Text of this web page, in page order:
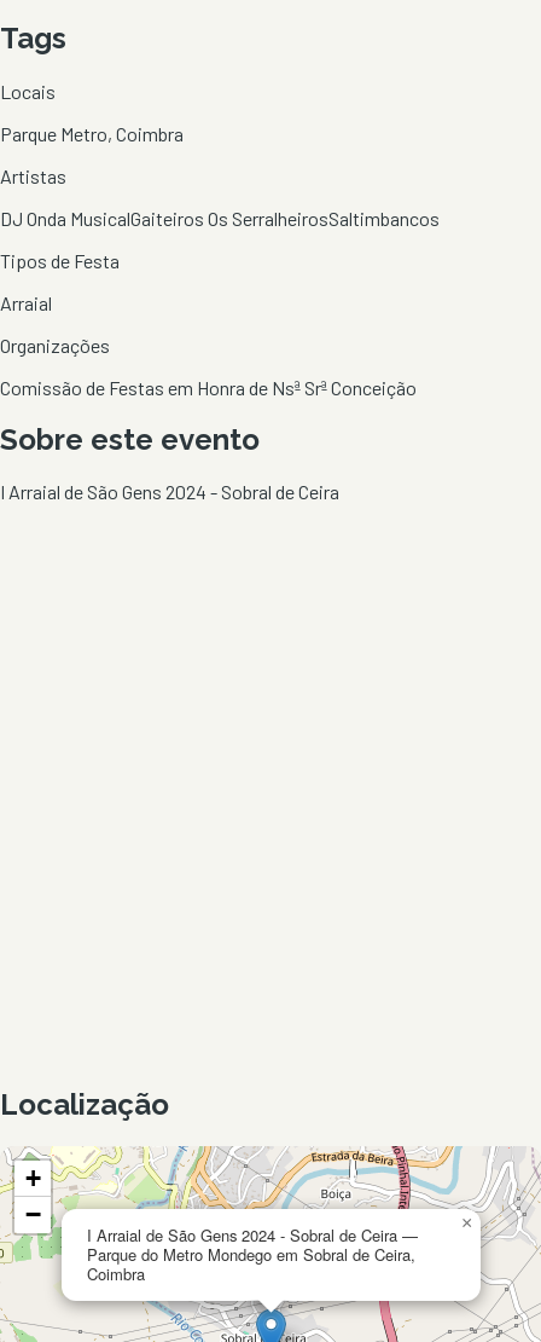
Tags
Locais
Parque Metro, Coimbra
Artistas
DJ Onda MusicalGaiteiros Os SerralheirosSaltimbancos
Tipos de Festa
Arraial
Organizações
Comissão de Festas em Honra de Nsª Srª Conceição
Sobre este evento
I Arraial de São Gens 2024 - Sobral de Ceira
Localização
I Arraial de São Gens 2024 - Sobral de Ceira —
Parque do Metro Mondego em Sobral de Ceira,
Coimbra
×
+
−